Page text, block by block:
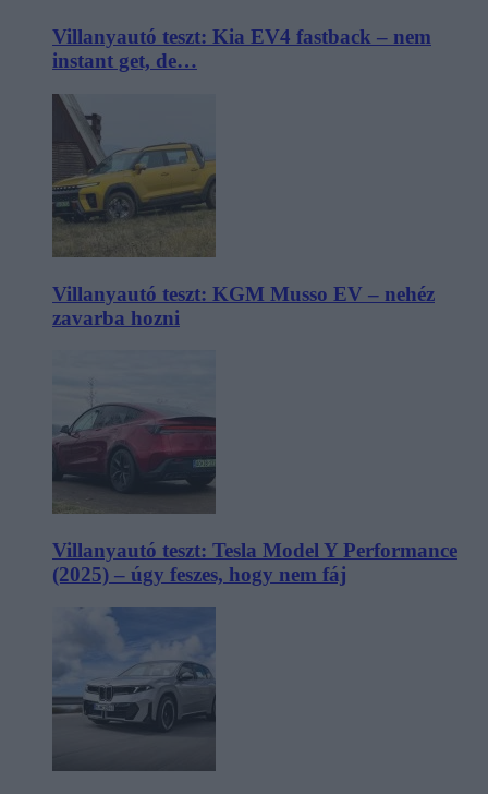
Villanyautó teszt: Kia EV4 fastback – nem
instant get, de…
Villanyautó teszt: KGM Musso EV – nehéz
zavarba hozni
Villanyautó teszt: Tesla Model Y Performance
(2025) – úgy feszes, hogy nem fáj